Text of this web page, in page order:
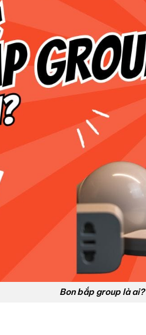
Bon bắp group là ai?